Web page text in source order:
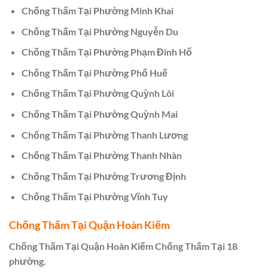
Chống Thấm Tại Phường Minh Khai
Chống Thấm Tại Phường Nguyễn Du
Chống Thấm Tại Phường Phạm Đình Hổ
Chống Thấm Tại Phường Phố Huế
Chống Thấm Tại Phường Quỳnh Lôi
Chống Thấm Tại Phường Quỳnh Mai
Chống Thấm Tại Phường Thanh Lương
Chống Thấm Tại Phường Thanh Nhàn
Chống Thấm Tại Phường Trương Định
Chống Thấm Tại Phường Vĩnh Tuy
Chống Thấm Tại Quận Hoàn Kiếm
Chống Thấm Tại Quận Hoàn Kiếm Chống Thấm Tại 18
phường.